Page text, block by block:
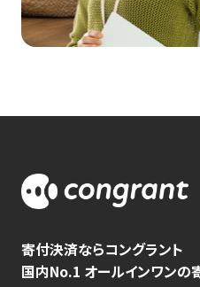
寄付決済ならコングラント
国内No.1 オールインワンの